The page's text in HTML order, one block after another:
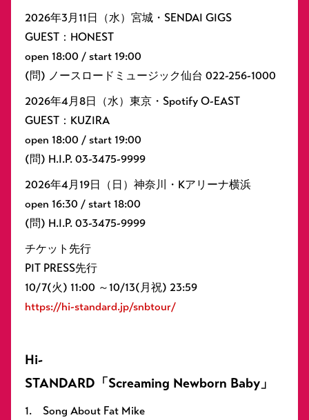
2026年3月11日（水）宮城・SENDAI GIGS
GUEST：HONEST
open 18:00 / start 19:00
(問) ノースロードミュージック仙台 022-256-1000
2026年4月8日（水）東京・Spotify O-EAST
GUEST：KUZIRA
open 18:00 / start 19:00
(問) H.I.P. 03-3475-9999
2026年4月19日（日）神奈川・Kアリーナ横浜
open 16:30 / start 18:00
(問) H.I.P. 03-3475-9999
チケット先行
PIT PRESS先行
10/7(火) 11:00 ～10/13(月祝) 23:59
https://hi-standard.jp/snbtour/
Hi-
STANDARD「Screaming Newborn Baby」
1. Song About Fat Mike